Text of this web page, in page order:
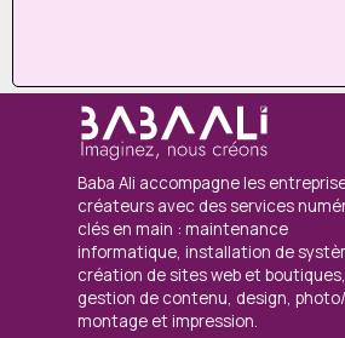
Baba Ali accompagne les
créateurs avec des services
clés en main : maintenance
informatique, installation de
création de sites web et boutiques,
gestion de contenu, design,
montage et impression.